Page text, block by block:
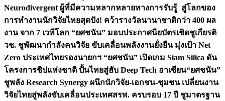
Neurodivergent ผู้ที่มีความหลากหลายทางการรับรู้ สู่โลกของ
การทำงานนักวิจัยไทยสุดปัง! คว้ารางวัลนานาชาติกว่า 400 ผล
งาน จาก 7 เวทีโลก “ยศชนัน” มอบประกาศนียบัตรเชิดชูเกียรติ
วช. ชูพัฒนากำลังคนวิจัย ขับเคลื่อนพลังงานยั่งยืน มุ่งเป้า Net
Zero ประเทศไทยรองนายกฯ “ยศชนัน” เปิดเกม Siam Silica ดัน
โครงการชิปแห่งชาติ ปั้นไทยสู่ฮับ Deep Tech อาเซียน“ยศชนัน”
ชูพลัง Research Synergy ผนึกนักวิจัย-เอกชน-ชุมชน เปลี่ยนงาน
วิจัยไทยสู่พลังขับเคลื่อนประเทศสรพ. ครบรอบ 17 ปี ชูมาตรฐาน